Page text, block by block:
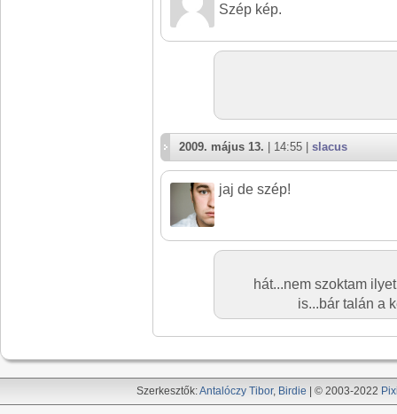
Szép kép.
2009. május 13. | 14:55 | slacus
jaj de szép!
hát...nem szoktam
is...bár talán a
Szerkesztők:Antalóczy Tibor, Birdie | © 2003-2022